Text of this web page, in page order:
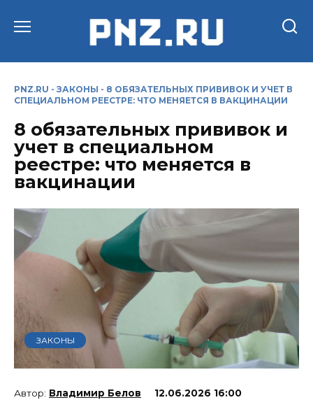
PNZ.RU - ЗАКОНЫ - 8 ОБЯЗАТЕЛЬНЫХ ПРИВИВОК И УЧЕТ В
СПЕЦИАЛЬНОМ РЕЕСТРЕ: ЧТО МЕНЯЕТСЯ В ВАКЦИНАЦИИ
8 обязательных прививок и
учет в специальном
реестре: что меняется в
вакцинации
ЗАКОНЫ
Владимир Белов 12.06.2026 16:00